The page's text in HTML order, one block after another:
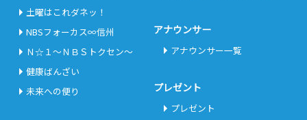
土曜はこれダネッ！
NBSフォーカス∞信州
Ｎ☆１～ＮＢＳトクセン～
健康ばんざい
未来への便り
アナウンサー
アナウンサー一覧
プレゼント
プレゼント